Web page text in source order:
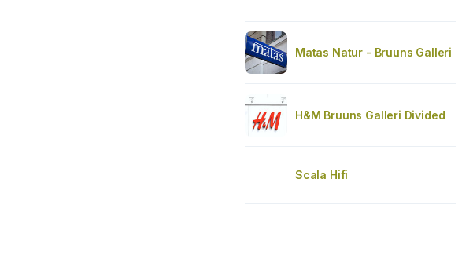
Matas Natur - Bruuns Galleri
H&M Bruuns Galleri Divided
Scala Hifi